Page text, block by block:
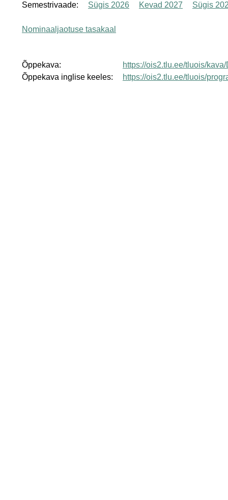
Semestrivaade: Sügis 2026 Kevad 2027 Sügis
Nominaaljaotuse tasakaal
Õppekava:
https://ois2.tlu.ee/tluois/
Õppekava inglise keeles:
https://ois2.tlu.ee/tluois/